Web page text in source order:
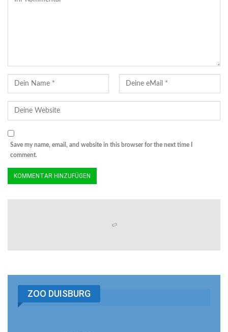
Save my name, email, and website in this browser for the next time I
comment.
ZOO DUISBURG